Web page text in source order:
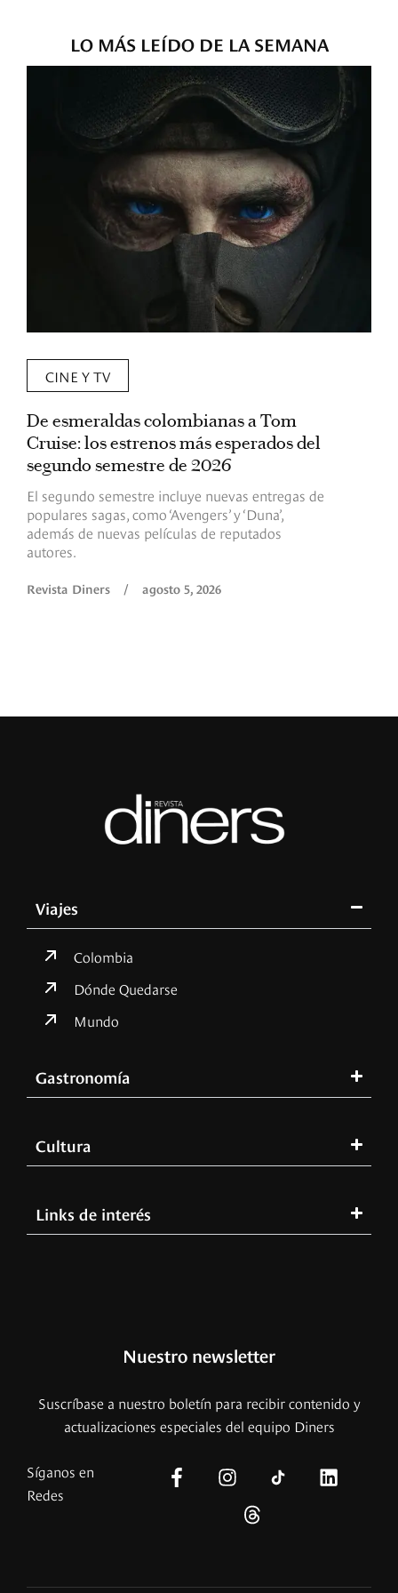
LO MÁS LEÍDO DE LA SEMANA
CINE Y TV
De esmeraldas colombianas a Tom
Cruise: los estrenos más esperados del
segundo semestre de 2026
El segundo semestre incluye nuevas entregas de
populares sagas, como ‘Avengers’ y ‘Duna’,
además de nuevas películas de reputados
autores.
Revista Diners / agosto 5, 2026
Viajes
Colombia
Dónde Quedarse
Mundo
Gastronomía
Cultura
Links de interés
Nuestro newsletter
Suscríbase a nuestro boletín para recibir contenido y
actualizaciones especiales del equipo Diners
Síganos en
Redes